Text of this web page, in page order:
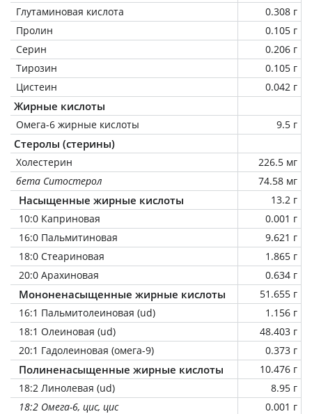
Глутаминовая кислота
0.308 г
Пролин
0.105 г
Серин
0.206 г
Тирозин
0.105 г
Цистеин
0.042 г
Жирные кислоты
Омега-6 жирные кислоты 9.5 г
Стеролы (стерины)
Холестерин
226.5 мг
бета Ситостерол
74.58 мг
Насыщенные жирные кислоты
13.2 г
10:0 Каприновая
0.001 г
16:0 Пальмитиновая
9.621 г
18:0 Стеариновая
1.865 г
20:0 Арахиновая
0.634 г
Мононенасыщенные жирные кислоты
51.655 г
16:1 Пальмитолеиновая (ud)
1.156 г
18:1 Олеиновая (ud)
48.403 г
20:1 Гадолеиновая (омега-9)
0.373 г
Полиненасыщенные жирные кислоты
10.476 г
18:2 Линолевая (ud)
8.95 г
18:2 Омега-6, цис, цис
0.001 г